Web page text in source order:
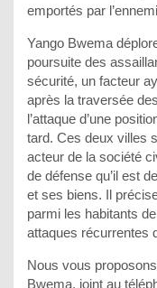
emportés par
Yango Bwema
poursuite des
sécurité, un facteur
après la traversée
l’attaque d’une
tard. Ces deux villes
acteur de la société
de défense qu’il est
et ses biens. Il
parmi les habitants
attaques récurrentes
Nous vous
Bwema, joint au